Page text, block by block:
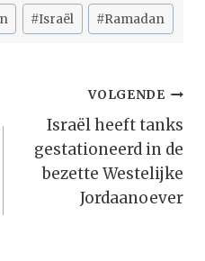
#Israël #Ramadan
VOLGENDE
Israël heeft tanks
gestationeerd in de
bezette Westelijke
Jordaanoever